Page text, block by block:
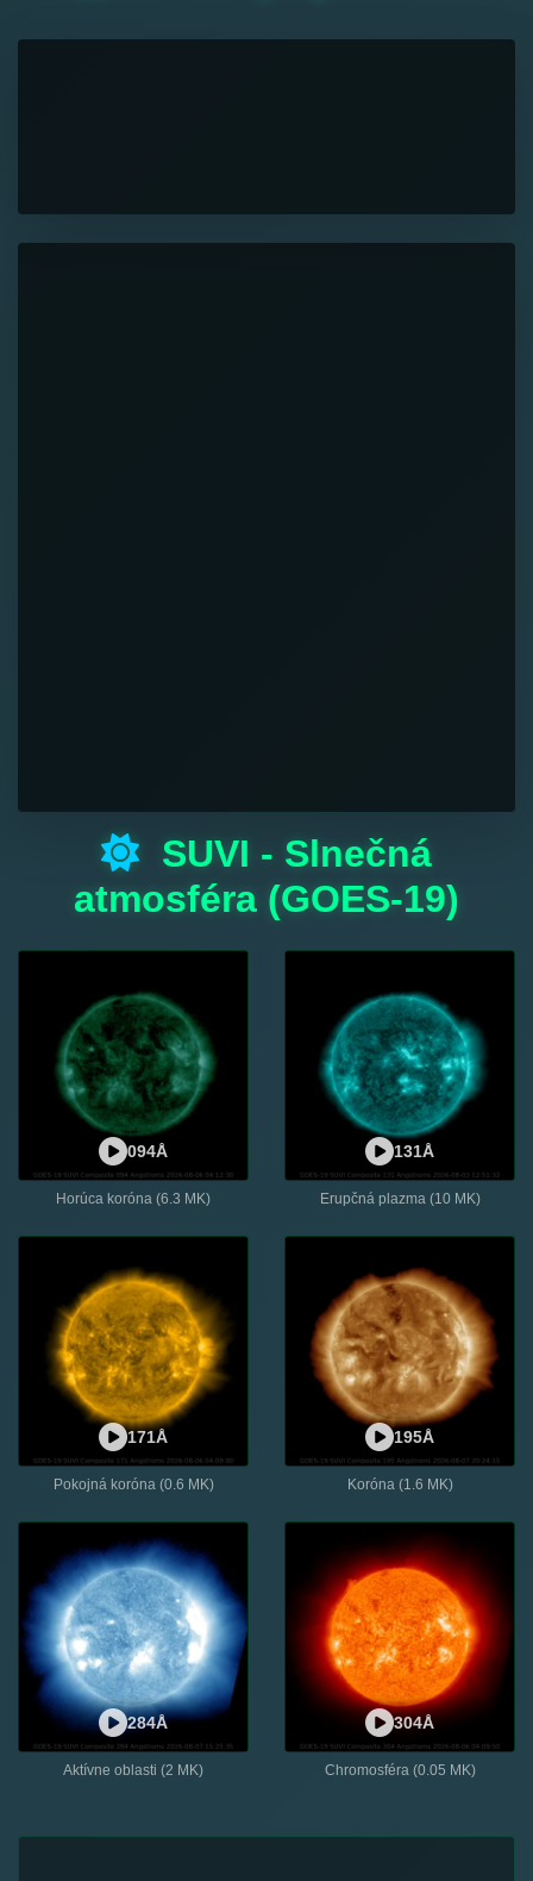
SUVI - Slnečná
atmosféra (GOES-19)
094Å
Horúca koróna (6.3 MK)
131Å
Erupčná plazma (10 MK)
171Å
Pokojná koróna (0.6 MK)
195Å
Koróna (1.6 MK)
284Å
Aktívne oblasti (2 MK)
304Å
Chromosféra (0.05 MK)